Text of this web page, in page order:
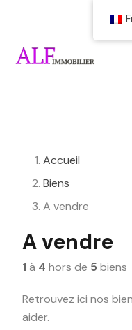
Accueil
Biens
A vendre
A vendre
1à 4 hors de 5 biens
Retrouvez ici nos
aider.